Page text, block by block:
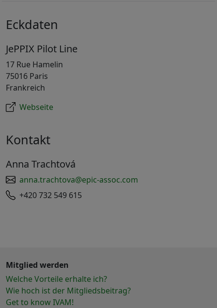
Eckdaten
JePPIX Pilot Line
17 Rue Hamelin
75016 Paris
Frankreich
Webseite
Kontakt
Anna Trachtová
anna.trachtova@epic-assoc.com
+420 732 549 615
Mitglied werden
Welche Vorteile erhalte ich?
Wie hoch ist der Mitgliedsbeitrag?
Get to know IVAM!